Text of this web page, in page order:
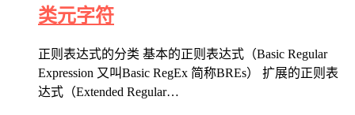
类元字符
正则表达式的分类 基本的正则表达式（Basic Regular
Expression 又叫Basic RegEx 简称BREs） 扩展的正则表
达式（Extended Regular…